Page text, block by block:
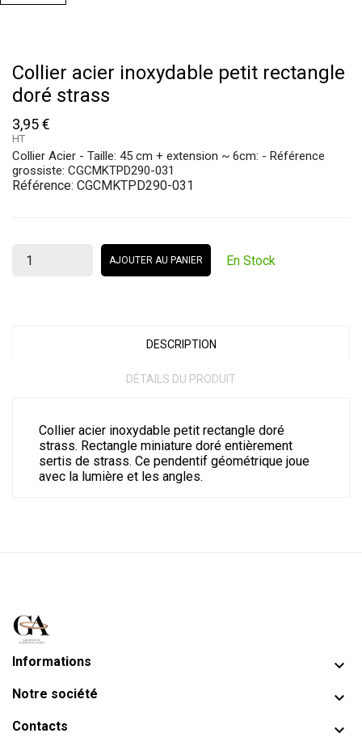
Collier acier inoxydable petit rectangle
doré strass
3,95 €
HT
Collier Acier - Taille: 45 cm + extension ~ 6cm: - Référence
grossiste: CGCMKTPD290-031
Référence: CGCMKTPD290-031
AJOUTER AU PANIER En Stock
DESCRIPTION
DÉTAILS DU PRODUIT
Collier acier inoxydable petit rectangle doré
strass. Rectangle miniature doré entièrement
sertis de strass. Ce pendentif géométrique joue
avec la lumière et les angles.
Informations 
Notre société 
Contacts 